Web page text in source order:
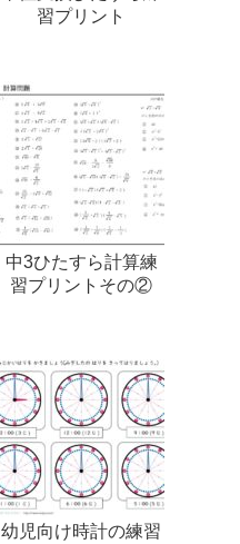
習プリント
中3ひたすら計算練
習プリントその②
幼児向け時計の練習